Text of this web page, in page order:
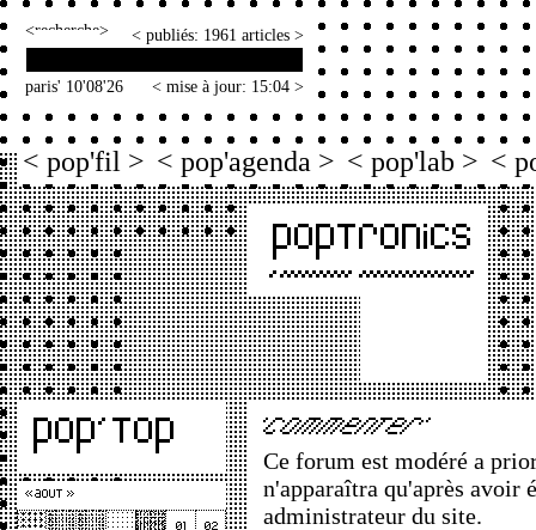
< > < publiés: 1961 articles >
paris' 10'08'26 < mise à jour: 15:04 >
< pop'fil > < pop'agenda > < pop'lab > <
Ce forum est modéré a
n'apparaîtra qu'après avoir
administrateur du site.